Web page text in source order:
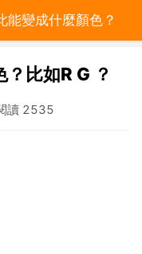
能變成什麼顏色？
比如R G ？
讀 2535